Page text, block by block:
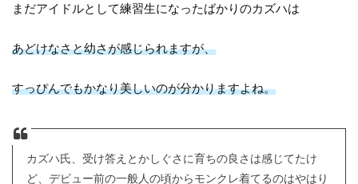
まだアイドルとして練習生になったばかりのカズハは
あどけなさと幼さが感じられますが、
すっぴんでもかなり美しいのが分かりますよね。
カズハ氏、受け答えとかしぐさに育ちの良さは感じてたけ
ど、デビュー前の一般人の頃からモンクレ着てるのはやはり